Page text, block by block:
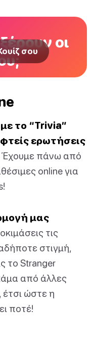
οι
σου
το “Trivia”
ερωτήσεις
Έχουμε πάνω από
online για
μας
τις
στιγμή,
το Stranger
από άλλες
έτσι ώστε η
ποτέ!